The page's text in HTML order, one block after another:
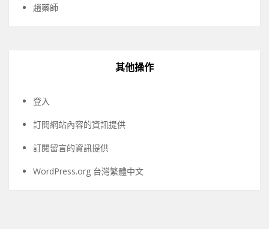
趙藥師
其他操作
登入
訂閱網站內容的資訊提供
訂閱留言的資訊提供
WordPress.org 台灣繁體中文